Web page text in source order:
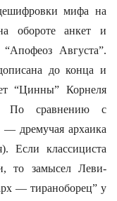
мифа на
обороте анкет и
Августа”.
до конца и
“Цинны” Корнеля
По сравнению с
— дремучая архаика
Если классициста
то замысел Леви-
— тираноборец” у